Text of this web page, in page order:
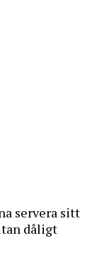
servera sitt
dåligt